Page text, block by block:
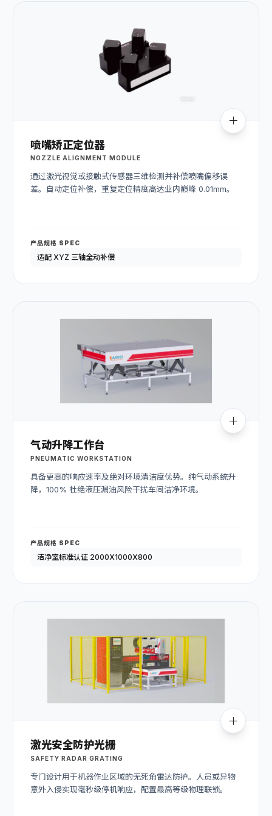
喷嘴矫正定位器
NOZZLE ALIGNMENT MODULE
通过激光视觉或接触式传感器三维检测并补偿喷嘴偏移误
差。自动定位补偿，重复定位精度高达业内巅峰 0.01mm。
产品规格 SPEC
适配 XYZ 三轴全动补偿
气动升降工作台
PNEUMATIC WORKSTATION
具备更高的响应速率及绝对环境清洁度优势。纯气动系统升
降，100% 杜绝液压漏油风险干扰车间洁净环境。
产品规格 SPEC
洁净室标准认证 2000X1000X800
激光安全防护光栅
SAFETY RADAR GRATING
专门设计用于机器作业区域的无死角雷达防护。人员或异物
意外入侵实现毫秒级停机响应，配置最高等级物理联锁。